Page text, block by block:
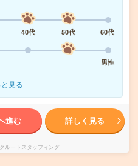
40代 50代
60代
男性
見る
進む 詳しく見る
ルートスタッフィング